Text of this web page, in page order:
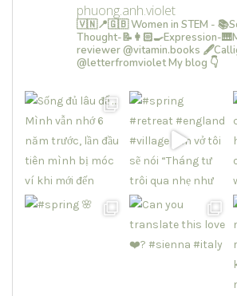
phuong.anh.violet
🇻🇳📍🇬🇧 Women in STEM -
Thought-📝👩🏻‍🍳Expression-
reviewer @vitamin.books
@letterfromvioletMy blog 👇